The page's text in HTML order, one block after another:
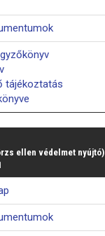
tájékoztatás
ellen védelmet nyújtó)